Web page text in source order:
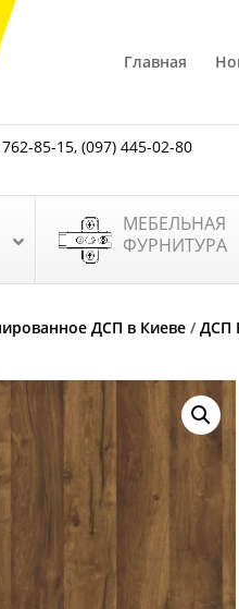
Главная
85-15,(097) 445-02-80
МЕБЕЛЬНАЯ
ФУРНИТУРА
ДСП в Киеве /ДСП